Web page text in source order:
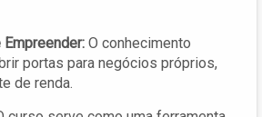
O conhecimento
portas para negócios próprios,
de renda.